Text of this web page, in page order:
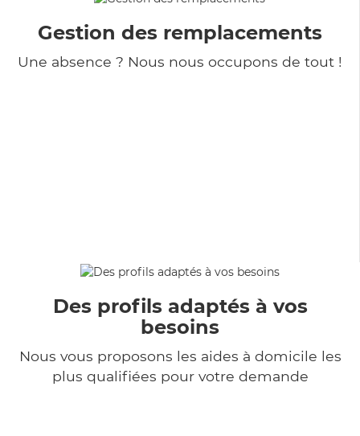
Gestion des remplacements
Une absence ? Nous nous occupons de tout !
Des profils adaptés à vos
besoins
Nous vous proposons les aides à domicile les
plus qualifiées pour votre demande